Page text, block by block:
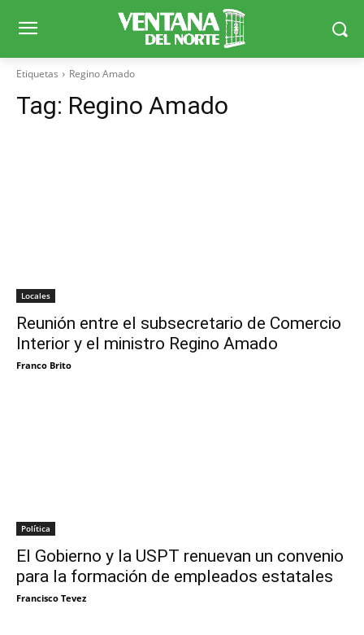
Etiquetas Regino Amado
Tag: Regino Amado
Locales
Reunión entre el subsecretario de Comercio
Interior y el ministro Regino Amado
Franco Brito
Política
El Gobierno y la USPT renuevan un convenio
para la formación de empleados estatales
Francisco Tevez